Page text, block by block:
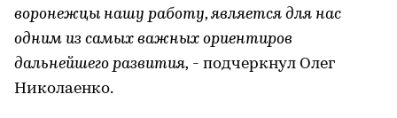
воронежцы нашу работу, является для нас
одним из самых важных ориентиров
дальнейшего развития, - подчеркнул Олег
Николаенко.